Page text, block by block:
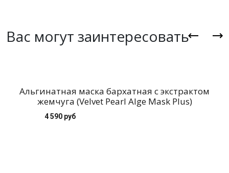
Вас могут заинтересовать
Альгинатная маска бархатная с экстрактом
жемчуга (Velvet Pearl Alge Mask Plus)
4 590 руб